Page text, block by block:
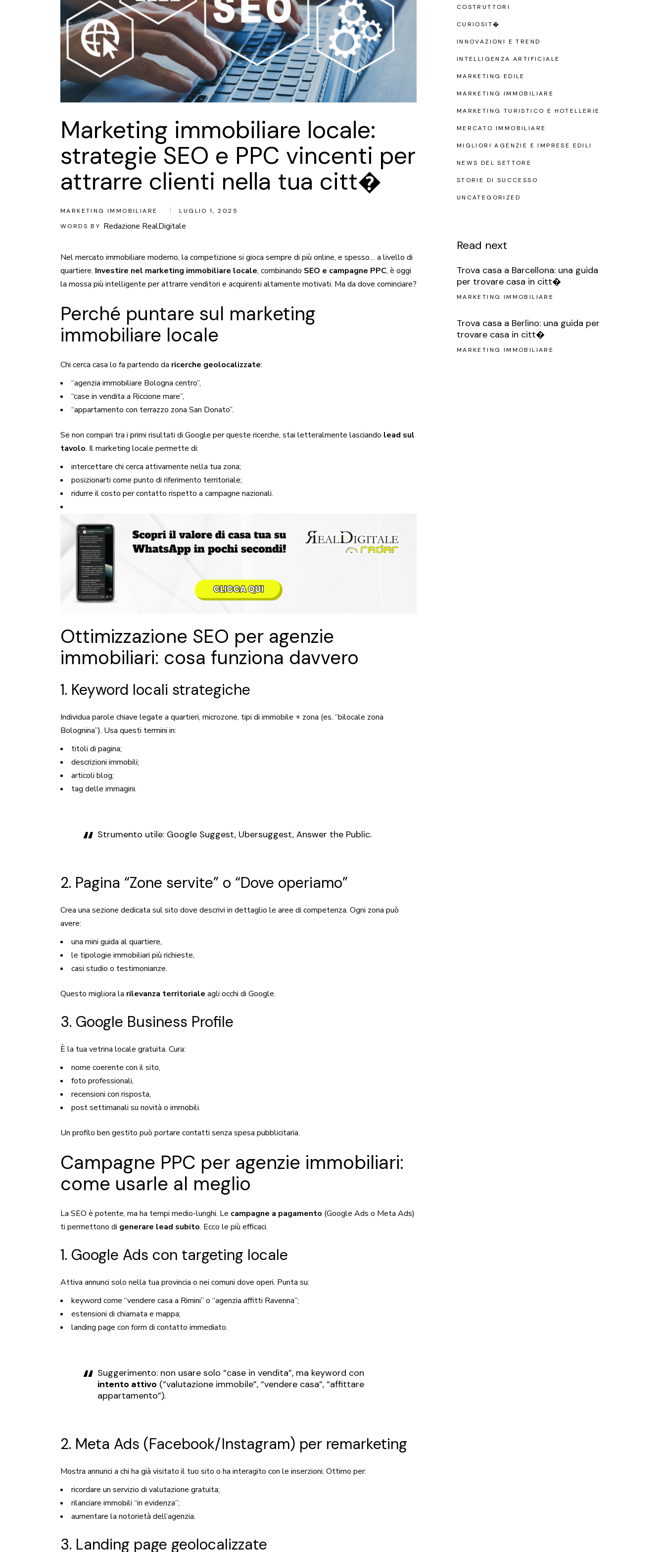
Marketing immobiliare locale:
strategie SEO e PPC vincenti per
attrarre clienti nella tua citt�
MARKETING IMMOBILIARE
LUGLIO 1, 2025
WORDS BY Redazione RealDigitale
Nel mercato immobiliare moderno, la competizione si gioca sempre di più online, e spesso… a livello di
quartiere. Investire nel marketing immobiliare locale, combinando SEO e campagne PPC, è oggi
la mossa più intelligente per attrarre venditori e acquirenti altamente motivati. Ma da dove cominciare?
Perché puntare sul marketing
immobiliare locale
Chi cerca casa lo fa partendo da ricerche geolocalizzate:
“agenzia immobiliare Bologna centro”,
“case in vendita a Riccione mare”,
“appartamento con terrazzo zona San Donato”.
Se non compari tra i primi risultati di Google per queste ricerche, stai letteralmente lasciando lead sul
tavolo. Il marketing locale permette di:
intercettare chi cerca attivamente nella tua zona;
posizionarti come punto di riferimento territoriale;
ridurre il costo per contatto rispetto a campagne nazionali.
Ottimizzazione SEO per agenzie
immobiliari: cosa funziona davvero
1. Keyword locali strategiche
Individua parole chiave legate a quartieri, microzone, tipi di immobile + zona (es. “bilocale zona
Bolognina”). Usa questi termini in:
titoli di pagina;
descrizioni immobili;
articoli blog;
tag delle immagini.
Strumento utile: Google Suggest, Ubersuggest, Answer the Public.
2. Pagina “Zone servite” o “Dove operiamo”
Crea una sezione dedicata sul sito dove descrivi in dettaglio le aree di competenza. Ogni zona può
avere:
una mini guida al quartiere,
le tipologie immobiliari più richieste,
casi studio o testimonianze.
Questo migliora la rilevanza territoriale agli occhi di Google.
3. Google Business Profile
È la tua vetrina locale gratuita. Cura:
nome coerente con il sito,
foto professionali,
recensioni con risposta,
post settimanali su novità o immobili.
Un profilo ben gestito può portare contatti senza spesa pubblicitaria.
Campagne PPC per agenzie immobiliari:
come usarle al meglio
La SEO è potente, ma ha tempi medio-lunghi. Le campagne a pagamento (Google Ads o Meta Ads)
ti permettono di generare lead subito. Ecco le più efficaci.
1. Google Ads con targeting locale
Attiva annunci solo nella tua provincia o nei comuni dove operi. Punta su:
keyword come “vendere casa a Rimini” o “agenzia affitti Ravenna”;
estensioni di chiamata e mappa;
landing page con form di contatto immediato.
Suggerimento: non usare solo “case in vendita”, ma keyword con
intento attivo (“valutazione immobile”, “vendere casa”, “affittare
appartamento”).
2. Meta Ads (Facebook/Instagram) per remarketing
Mostra annunci a chi ha già visitato il tuo sito o ha interagito con le inserzioni. Ottimo per:
ricordare un servizio di valutazione gratuita;
rilanciare immobili “in evidenza”;
aumentare la notorietà dell’agenzia.
3. Landing page geolocalizzate
COSTRUTTORI
CURIOSIT�
INNOVAZIONI E TREND
INTELLIGENZA ARTIFICIALE
MARKETING EDILE
MARKETING IMMOBILIARE
MARKETING TURISTICO E HOTELLERIE
MERCATO IMMOBILIARE
MIGLIORI AGENZIE E IMPRESE EDILI
NEWS DEL SETTORE
STORIE DI SUCCESSO
UNCATEGORIZED
Read next
Trova casa a Barcellona: una guida
per trovare casa in citt�
MARKETING IMMOBILIARE
Trova casa a Berlino: una guida per
trovare casa in citt�
MARKETING IMMOBILIARE